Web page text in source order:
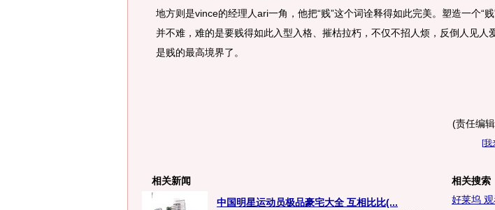
地方则是vince的经理人ari一角，他把“贱”这个词诠释得如此完美。塑造一个“
并不难，难的是要贱得如此入型入格、摧枯拉朽，不仅不招人烦，反倒人见人
是贱的最高境界了。
(责任编
[我
相关新闻
中国明星运动员极品豪宅大全 互相比比(...
相关搜索
好莱坞